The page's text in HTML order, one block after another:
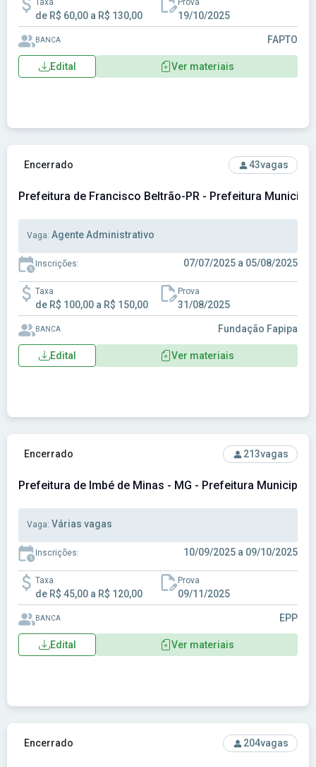
Taxa
de R$ 60,00 a R$ 130,00
Prova
19/10/2025
BANCA FAPTO
Edital Ver materiais
Ver concurso: Prefeitura de Francisco Beltrão-PR -
Encerrado 43vagas
Prefeitura de Francisco Beltrão-PR - Prefeitura
Vaga: Agente Administrativo
Inscrições: 07/07/2025 a 05/08/2025
Taxa
de R$ 100,00 a R$ 150,00
Prova
31/08/2025
BANCA Fundação Fapipa
Edital Ver materiais
Ver concurso: Prefeitura de Imbé de Minas - MG -
Encerrado 213vagas
Prefeitura de Imbé de Minas - MG - Prefeitura Municipal
Vaga: Várias vagas
Inscrições: 10/09/2025 a 09/10/2025
Taxa
de R$ 45,00 a R$ 120,00
Prova
09/11/2025
BANCA EPP
Edital Ver materiais
Ver concurso: Prefeitura de Ipanema-MG - Prefeitura
Encerrado 204vagas